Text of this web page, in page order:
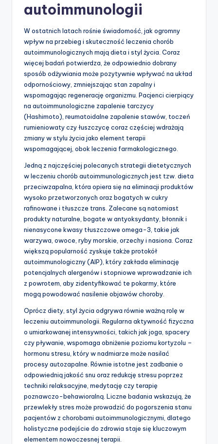
autoimmunologii
W ostatnich latach rośnie świadomość, jak ogromny
wpływ na przebieg i skuteczność leczenia chorób
autoimmunologicznych mają dieta i styl życia. Coraz
więcej badań potwierdza, że odpowiednio dobrany
sposób odżywiania może pozytywnie wpływać na układ
odpornościowy, zmniejszając stan zapalny i
wspomagając regenerację organizmu. Pacjenci cierpiący
na autoimmunologiczne zapalenie tarczycy
(Hashimoto), reumatoidalne zapalenie stawów, toczeń
rumieniowaty czy łuszczycę coraz częściej wdrażają
zmiany w stylu życia jako element terapii
wspomagającej, obok leczenia farmakologicznego.
Jedną z najczęściej polecanych strategii dietetycznych
w leczeniu chorób autoimmunologicznych jest tzw. dieta
przeciwzapalna, która opiera się na eliminacji produktów
wysoko przetworzonych oraz bogatych w cukry
rafinowane i tłuszcze trans. Zalecane są natomiast
produkty naturalne, bogate w antyoksydanty, błonnik i
nienasycone kwasy tłuszczowe omega-3, takie jak
warzywa, owoce, ryby morskie, orzechy i nasiona. Coraz
większą popularność zyskuje także protokół
autoimmunologiczny (AIP), który zakłada eliminację
potencjalnych alergenów i stopniowe wprowadzanie ich
z powrotem, aby zidentyfikować te pokarmy, które
mogą powodować nasilenie objawów choroby.
Oprócz diety, styl życia odgrywa równie ważną rolę w
leczeniu autoimmunologii. Regularna aktywność fizyczna
o umiarkowanej intensywności, takich jak joga, spacery
czy pływanie, wspomaga obniżenie poziomu kortyzolu –
hormonu stresu, który w nadmiarze może nasilać
procesy autozapalne. Równie istotne jest zadbanie o
odpowiednią jakość snu oraz redukcję stresu poprzez
techniki relaksacyjne, medytację czy terapię
poznawczo-behawioralną. Liczne badania wskazują, że
przewlekły stres może prowadzić do pogorszenia stanu
pacjentów z chorobami autoimmunologicznymi, dlatego
holistyczne podejście do zdrowia staje się kluczowym
elementem nowoczesnej terapii.